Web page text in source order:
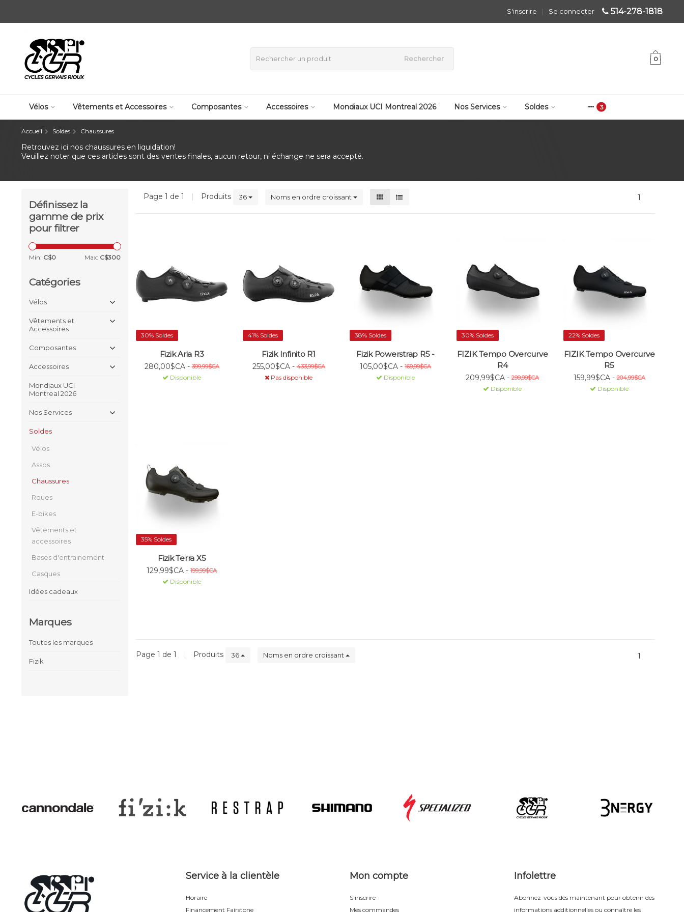
514-278-1818
Se connecter
|
S'inscrire
Rechercher 0
Vélos Vêtements et Accessoires Composantes Accessoires Mondiaux UCI Montreal 2026 Nos Services Soldes
Accueil Soldes Chaussures
Retrouvez ici nos chaussures en liquidation!
Veuillez noter que ces articles sont des ventes finales, aucun retour, ni échange ne sera accepté.
Définissez la
gamme de prix
pour filtrer
Min: C$0 Max: C$300
Catégories
Vélos
Vêtements et
Accessoires
Composantes
Accessoires
Mondiaux UCI
Montreal 2026
Nos Services
Soldes
Vélos
Assos
Chaussures
Roues
E-bikes
Vêtements et
accessoires
Bases d'entrainement
Casques
Idées cadeaux
Marques
Toutes les marques
Fizik
Page 1 de 1 | Produits 36 Noms en ordre croissant 1
30% Soldes
Fizik Aria R3
280,00$CA - 399,99$CA
Disponible
41% Soldes
Fizik Infinito R1
255,00$CA - 433,99$CA
Pas disponible
38% Soldes
Fizik Powerstrap R5 -
105,00$CA - 169,99$CA
Disponible
30% Soldes
FIZIK Tempo Overcurve
R4
209,99$CA - 299,99$CA
Disponible
22% Soldes
FIZIK Tempo Overcurve
R5
159,99$CA - 204,99$CA
Disponible
35% Soldes
Fizik Terra X5
129,99$CA - 199,99$CA
Disponible
Page 1 de 1 | Produits 36 Noms en ordre croissant 1
Service à la clientèle
Horaire
Financement Fairstone
Mon compte
S'inscrire
Mes commandes
Infolettre
Abonnez-vous dès maintenant pour obtenir des
informations additionnelles ou connaître les